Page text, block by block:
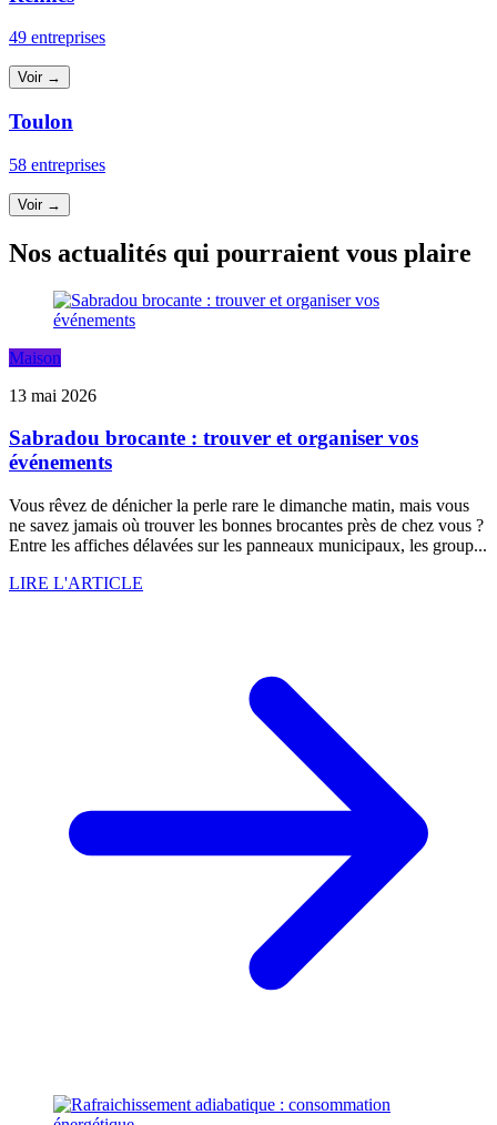
49 entreprises
Voir →
Toulon
58 entreprises
Voir →
Nos actualités qui pourraient vous plaire
Maison
13 mai 2026
Sabradou brocante : trouver et organiser vos
événements
Vous rêvez de dénicher la perle rare le dimanche matin, mais vous
ne savez jamais où trouver les bonnes brocantes près de chez vous ?
Entre les affiches délavées sur les panneaux municipaux, les group...
LIRE L'ARTICLE